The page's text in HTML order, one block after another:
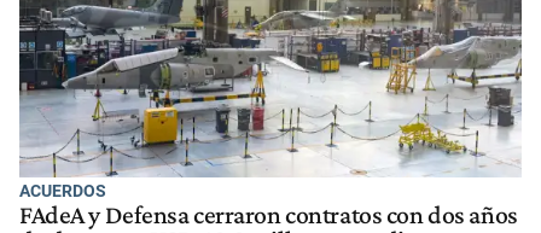
ACUERDOS
FAdeA y Defensa cerraron contratos con dos años